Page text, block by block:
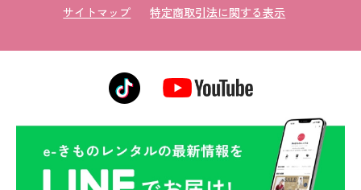
サイトマップ
特定商取引法に関する表示